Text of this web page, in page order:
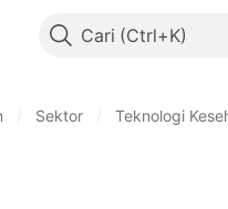
Cari
Sektor Teknologi